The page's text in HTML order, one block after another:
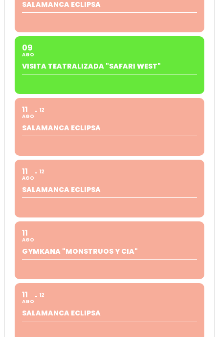
SALAMANCA ECLIPSA
09
AGO
VISITA TEATRALIZADA "SAFARI WEST"
11
AGO
12
SALAMANCA ECLIPSA
11
AGO
12
SALAMANCA ECLIPSA
11
AGO
GYMKANA "MONSTRUOS Y CIA"
11
AGO
12
SALAMANCA ECLIPSA